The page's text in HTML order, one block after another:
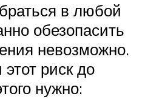
в любой
обезопасить
невозможно.
риск до
нужно: